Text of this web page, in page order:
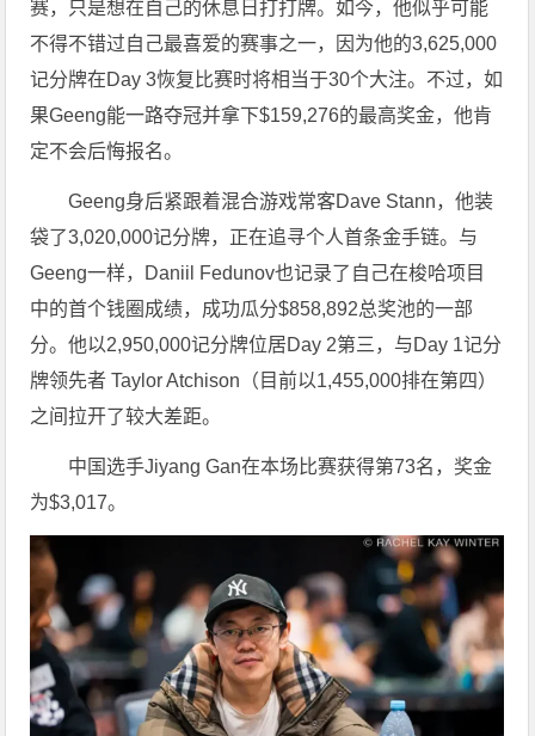
赛，只是想在自己的休息日打打牌。如今，他似乎可能
不得不错过自己最喜爱的赛事之一，因为他的3,625,000
记分牌在Day 3恢复比赛时将相当于30个大注。不过，如
果Geeng能一路夺冠并拿下$159,276的最高奖金，他肯
定不会后悔报名。
Geeng身后紧跟着混合游戏常客Dave Stann，他装
袋了3,020,000记分牌，正在追寻个人首条金手链。与
Geeng一样，Daniil Fedunov也记录了自己在梭哈项目
中的首个钱圈成绩，成功瓜分$858,892总奖池的一部
分。他以2,950,000记分牌位居Day 2第三，与Day 1记分
牌领先者 Taylor Atchison（目前以1,455,000排在第四）
之间拉开了较大差距。
中国选手Jiyang Gan在本场比赛获得第73名，奖金
为$3,017。